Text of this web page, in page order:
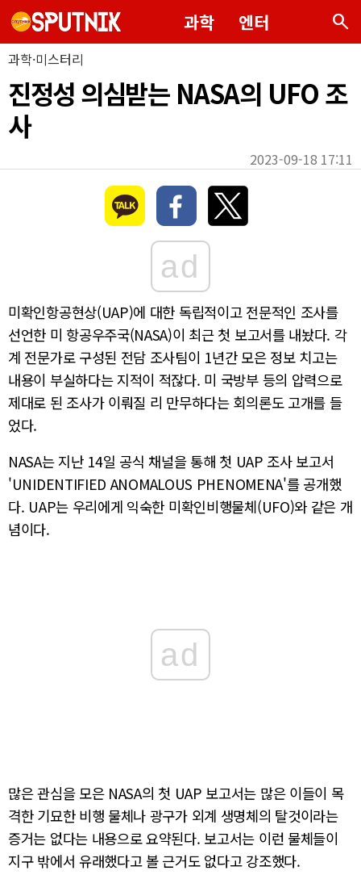
과학 엔터 search
과학·미스터리
진정성 의심받는 NASA의 UFO 조
사
2023-09-18 17:11
ad
미확인항공현상(UAP)에 대한 독립적이고 전문적인 조사를
선언한 미 항공우주국(NASA)이 최근 첫 보고서를 내놨다. 각
계 전문가로 구성된 전담 조사팀이 1년간 모은 정보 치고는
내용이 부실하다는 지적이 적잖다. 미 국방부 등의 압력으로
제대로 된 조사가 이뤄질 리 만무하다는 회의론도 고개를 들
었다.
NASA는 지난 14일 공식 채널을 통해 첫 UAP 조사 보고서
'UNIDENTIFIED ANOMALOUS PHENOMENA'를 공개했
다. UAP는 우리에게 익숙한 미확인비행물체(UFO)와 같은 개
념이다.
ad
많은 관심을 모은 NASA의 첫 UAP 보고서는 많은 이들이 목
격한 기묘한 비행 물체나 광구가 외계 생명체의 탈것이라는
증거는 없다는 내용으로 요약된다. 보고서는 이런 물체들이
지구 밖에서 유래했다고 볼 근거도 없다고 강조했다.